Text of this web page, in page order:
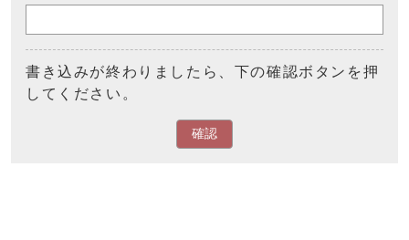
書き込みが終わりましたら、下の確認ボタンを押
してください。
確認